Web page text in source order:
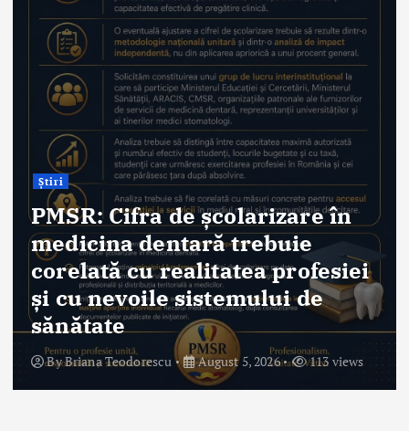
Știri
PMSR: Cifra de școlarizare în
medicina dentară trebuie
corelată cu realitatea profesiei
și cu nevoile sistemului de
sănătate
ByBriana Teodorescu August 5, 2026 113 views